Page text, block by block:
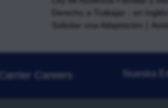
Derecho a Trabajar - en Inglés
Solicitar una Adaptación
Careers Nuestra